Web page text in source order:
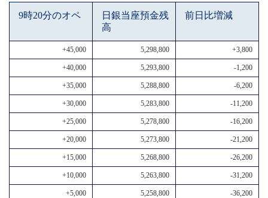
9時20分のオペ
日銀当座預金残
高
前日比増減
+45,000 5,298,800 +3,800
+40,000 5,293,800 -1,200
+35,000 5,288,800 -6,200
+30,000 5,283,800 -11,200
+25,000 5,278,800 -16,200
+20,000 5,273,800 -21,200
+15,000 5,268,800 -26,200
+10,000 5,263,800 -31,200
+5,000 5,258,800 -36,200